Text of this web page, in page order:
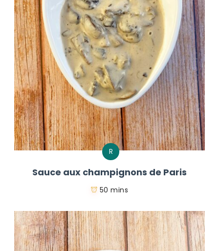
R
Sauce aux champignons de Paris
50 mins